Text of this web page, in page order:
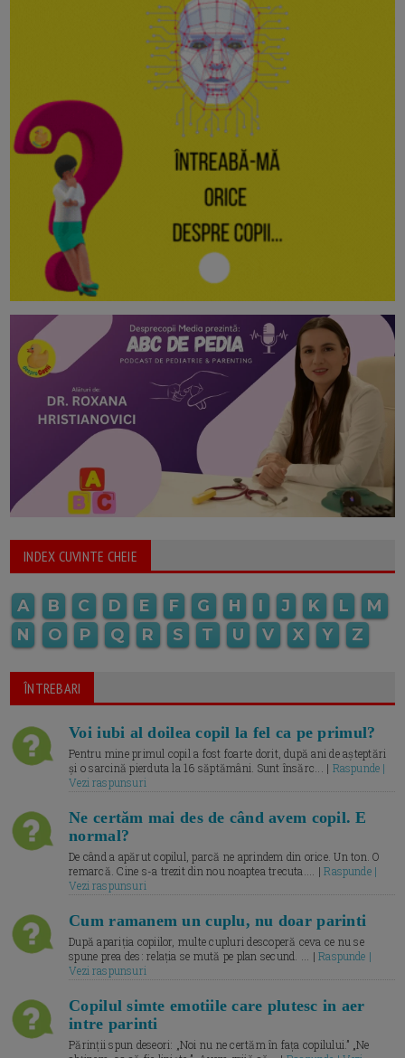
INDEX CUVINTE CHEIE
A B C D E F G H I J K L
M
N
O P Q R S T U V X Y Z
ÎNTREBARI
Voi iubi al doilea copil la fel ca pe primul?
Pentru mine primul copil a fost foarte dorit, după ani de așteptări
și o sarcină pierduta la 16 săptămâni. Sunt însărc... | Raspunde |
Vezi raspunsuri
Ne certăm mai des de când avem copil. E
normal?
De când a apărut copilul, parcă ne aprindem din orice. Un ton. O
remarcă. Cine s-a trezit din nou noaptea trecuta.... |Raspunde |
Vezi raspunsuri
Cum ramanem un cuplu, nu doar parinti
După apariția copiilor, multe cupluri descoperă ceva ce nu se
spune prea des: relația se mută pe plan secund. ... |Raspunde |
Vezi raspunsuri
Copilul simte emotiile care plutesc in aer
intre parinti
Părinții spun deseori: „Noi nu ne certăm în fața copilului.” „Ne